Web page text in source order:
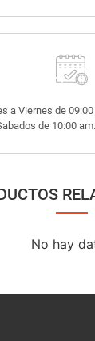
a Viernes de
de 10:00
No hay